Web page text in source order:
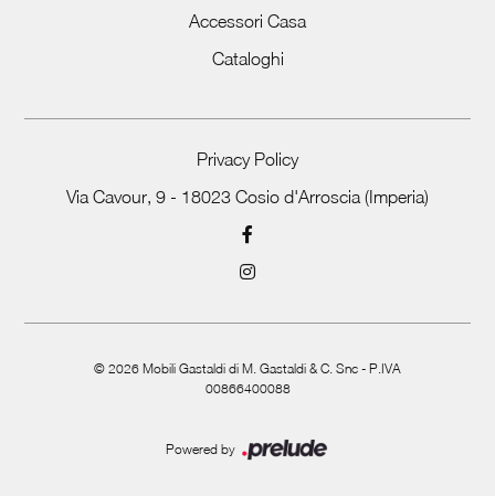
Accessori Casa
Cataloghi
Privacy Policy
Via Cavour, 9 - 18023 Cosio d'Arroscia (Imperia)
© 2026 Mobili Gastaldi di M. Gastaldi & C. Snc - P.IVA
00866400088
Powered by